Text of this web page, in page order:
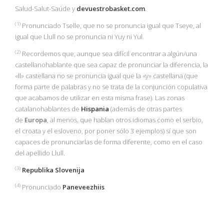
Salud-Salut-Saúde y devuestrobasket.com.
(1) Pronunciado Tselle, que no se pronuncia igual que Tseye, al
igual que Llull no se pronuncia ni Yuy ni Yul.
(2) Recordemos que, aunque sea difícil encontrar a algún/una
castellanohablante que sea capaz de pronunciar la diferencia, la
«ll» castellana no se pronuncia igual que la «y» castellana (que
forma parte de palabras y no se trata de la conjunción copulativa
que acabamos de utilizar en esta misma frase). Las zonas
catalanohablantes de Hispania (además de otras partes
de Europa, al menos, que hablan otros idiomas como el serbio,
el croata y el esloveno, por poner sólo 3 ejemplos) sí que son
capaces de pronunciarlas de forma diferente, como en el caso
del apellido Llull.
(3) Republika Slovenija
(4) Pronunciado Paneveezhiis.